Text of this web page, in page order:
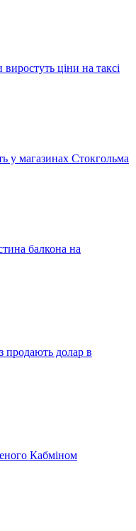
ціни на таксі
у магазинах Стокгольма
балкона на
продають долар в
Кабміном